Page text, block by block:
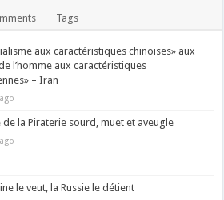
Tags
aux caractéristiques chinoises» aux
l’homme aux caractéristiques
– Iran
de la Piraterie sourd, muet et aveugle
le veut, la Russie le détient